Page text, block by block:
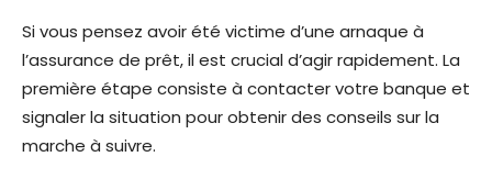
Si vous pensez avoir été victime d’une arnaque à
l’assurance de prêt, il est crucial d’agir rapidement. La
première étape consiste à contacter votre banque et
signaler la situation pour obtenir des conseils sur la
marche à suivre.